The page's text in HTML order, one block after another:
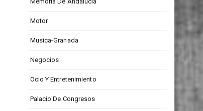
Motor
Musica-Granada
Negocios
Ocio Y Entretenimiento
Palacio De Congresos